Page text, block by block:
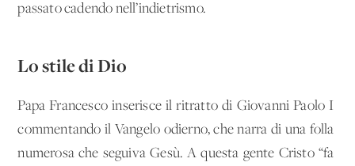
passato cadendo nell’indietrismo.
Lo stile di Dio
Papa Francesco inserisce il ritratto di Giovanni Paolo I
commentando il Vangelo odierno, che narra di una folla
numerosa che seguiva Gesù. A questa gente Cristo “fa